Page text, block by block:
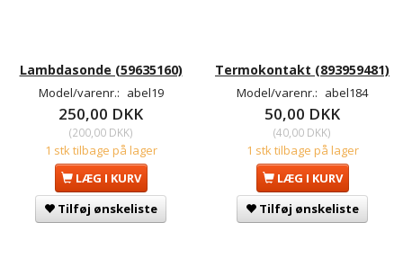
Lambdasonde (59635160)
Model/varenr.: abel19
250,00 DKK
(200,00 DKK)
1 stk tilbage på lager
LÆG I KURV
Tilføj ønskeliste
Termokontakt (893959481)
Model/varenr.: abel184
50,00 DKK
(40,00 DKK)
1 stk tilbage på lager
LÆG I KURV
Tilføj ønskeliste